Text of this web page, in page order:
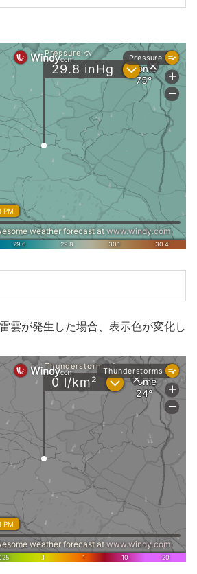
雲が発生した場合、表示色が変化し